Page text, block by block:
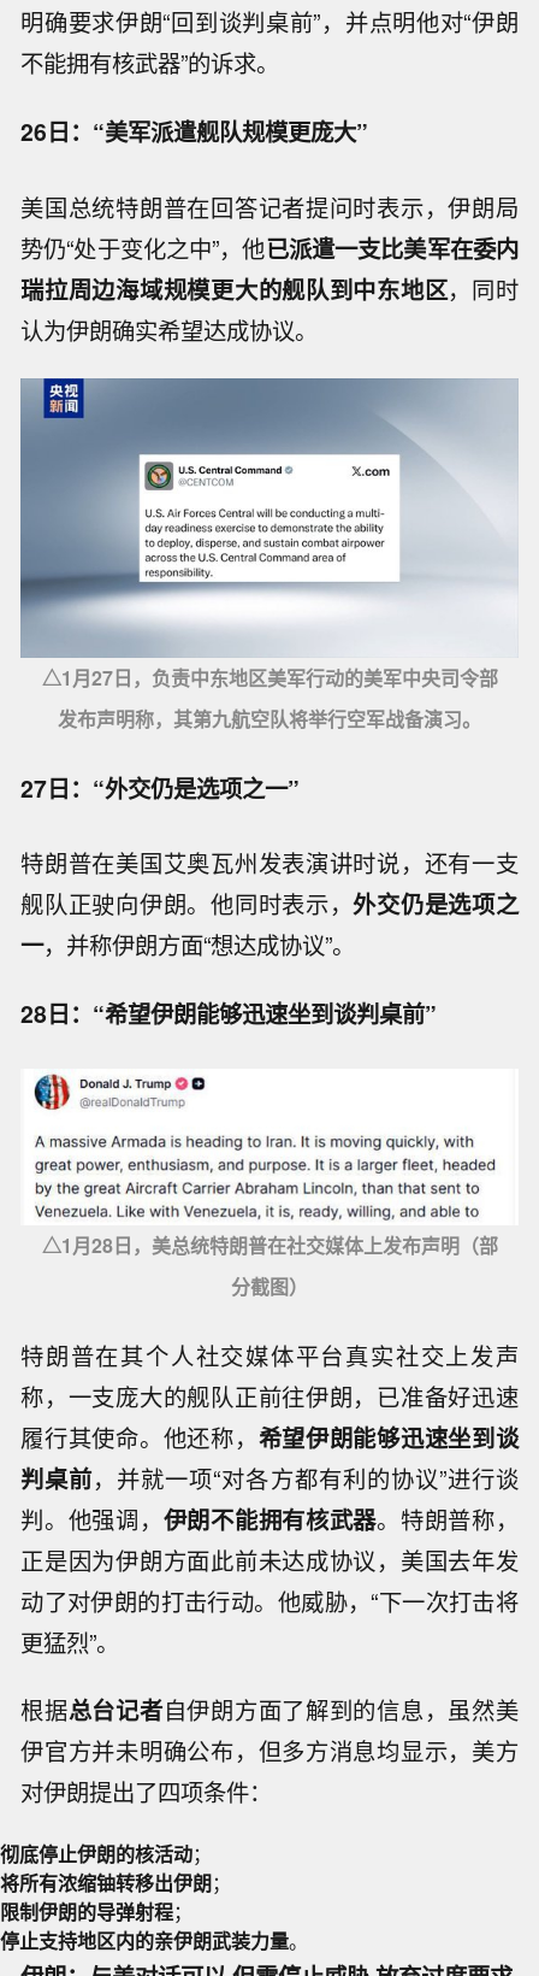
明确要求伊朗“回到谈判桌前”，并点明他对“伊朗
不能拥有核武器”的诉求。
26日：“美军派遣舰队规模更庞大”
美国总统特朗普在回答记者提问时表示，伊朗局
势仍“处于变化之中”，他已派遣一支比美军在委内
瑞拉周边海域规模更大的舰队到中东地区，同时
认为伊朗确实希望达成协议。
△1月27日，负责中东地区美军行动的美军中央司令部
发布声明称，其第九航空队将举行空军战备演习。
27日：“外交仍是选项之一”
特朗普在美国艾奥瓦州发表演讲时说，还有一支
舰队正驶向伊朗。他同时表示，外交仍是选项之
一，并称伊朗方面“想达成协议”。
28日：“希望伊朗能够迅速坐到谈判桌前”
△1月28日，美总统特朗普在社交媒体上发布声明（部
分截图）
特朗普在其个人社交媒体平台真实社交上发声
称，一支庞大的舰队正前往伊朗，已准备好迅速
履行其使命。他还称， 希望伊朗能够迅速坐到谈
判桌前，并就一项“对各方都有利的协议”进行谈
判。他强调， 伊朗不能拥有核武器。特朗普称，
正是因为伊朗方面此前未达成协议，美国去年发
动了对伊朗的打击行动。他威胁，“下一次打击将
更猛烈”。
根据总台记者自伊朗方面了解到的信息，虽然美
伊官方并未明确公布，但多方消息均显示，美方
对伊朗提出了四项条件：
彻底停止伊朗的核活动；
将所有浓缩铀转移出伊朗；
限制伊朗的导弹射程；
停止支持地区内的亲伊朗武装力量。